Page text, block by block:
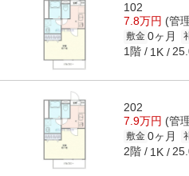
102
7.8万円 (管
敷金 0ヶ月
1階 1K
202
7.9万円 (管
敷金 0ヶ月
2階 1K